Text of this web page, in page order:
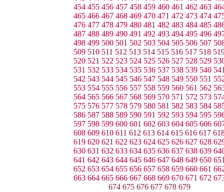
454 455 456 457 458 459 460 461 462 463
465 466 467 468 469 470 471 472 473 474
476 477 478 479 480 481 482 483 484 485
487 488 489 490 491 492 493 494 495 496
498 499 500 501 502 503 504 505 506 507
509 510 511 512 513 514 515 516 517 518
520 521 522 523 524 525 526 527 528 529
531 532 533 534 535 536 537 538 539 540
542 543 544 545 546 547 548 549 550 551
553 554 555 556 557 558 559 560 561 562
564 565 566 567 568 569 570 571 572 573
575 576 577 578 579 580 581 582 583 584
586 587 588 589 590 591 592 593 594 595
597 598 599 600 601 602 603 604 605 606
608 609 610 611 612 613 614 615 616 617
619 620 621 622 623 624 625 626 627 628
630 631 632 633 634 635 636 637 638 639
641 642 643 644 645 646 647 648 649 650
652 653 654 655 656 657 658 659 660 661
663 664 665 666 667 668 669 670 671 672
674 675 676 677 678 679